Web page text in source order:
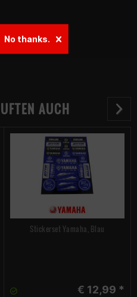
AUCH
Stickerset Yamaha, Blau
€ 12,99 *
No thanks.